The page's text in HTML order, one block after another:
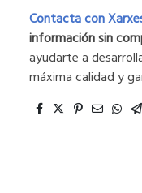
Contacta con
información sin
ayudarte a
máxima calidad y